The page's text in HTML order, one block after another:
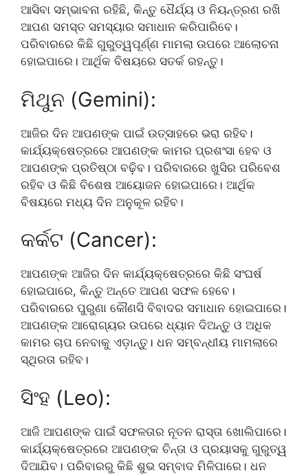
ଆସିବା ସମ୍ଭାବନା ରହିଛି, କିନ୍ତୁ ଧୈର୍ଯ୍ୟ ଓ ନିୟନ୍ତ୍ରଣ ରଖି
ଆପଣ ସମସ୍ତ ସମସ୍ୟାର ସମାଧାନ କରିପାରିବେ।
ପରିବାରରେ କିଛି ଗୁରୁତ୍ୱପୂର୍ଣ୍ଣ ମାମଲା ଉପରେ ଆଲୋଚନା
ହୋଇପାରେ। ଆର୍ଥିକ ବିଷୟରେ ସତର୍କ ରହନ୍ତୁ।
ମିଥୁନ (Gemini):
ଆଜିର ଦିନ ଆପଣଙ୍କ ପାଇଁ ଉତ୍ସାହରେ ଭରା ରହିବ।
କାର୍ଯ୍ୟକ୍ଷେତ୍ରରେ ଆପଣଙ୍କ କାମର ପ୍ରଶଂସା ହେବ ଓ
ଆପଣଙ୍କ ପ୍ରତିଷ୍ଠା ବଢ଼ିବ। ପରିବାରରେ ଖୁସିର ପରିବେଶ
ରହିବ ଓ କିଛି ବିଶେଷ ଆୟୋଜନ ହୋଇପାରେ। ଆର୍ଥିକ
ବିଷୟରେ ମଧ୍ୟ ଦିନ ଅନୁକୂଳ ରହିବ।
କର୍କଟ (Cancer):
ଆପଣଙ୍କ ଆଜିର ଦିନ କାର୍ଯ୍ୟକ୍ଷେତ୍ରରେ କିଛି ସଂଘର୍ଷ
ହୋଇପାରେ, କିନ୍ତୁ ଅନ୍ତେ ଆପଣ ସଫଳ ହେବେ।
ପରିବାରରେ ପୁରୁଣା କୌଣସି ବିବାଦର ସମାଧାନ ହୋଇପାରେ।
ଆପଣଙ୍କ ଆରୋଗ୍ୟର ଉପରେ ଧ୍ୟାନ ଦିଅନ୍ତୁ ଓ ଅଧିକ
କାମର ଚାପ ନେବାକୁ ଏଡ଼ାନ୍ତୁ। ଧନ ସମ୍ବନ୍ଧୀୟ ମାମଲାରେ
ସ୍ଥିରତା ରହିବ।
ସିଂହ (Leo):
ଆଜି ଆପଣଙ୍କ ପାଇଁ ସଫଳତାର ନୂତନ ରାସ୍ତା ଖୋଲିପାରେ।
କାର୍ଯ୍ୟକ୍ଷେତ୍ରରେ ଆପଣଙ୍କ ଚିନ୍ତା ଓ ପ୍ରୟାସକୁ ଗୁରୁତ୍ୱ
ଦିଆଯିବ। ପରିବାରରୁ କିଛି ଶୁଭ ସମ୍ବାଦ ମିଳିପାରେ। ଧନ